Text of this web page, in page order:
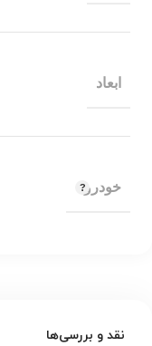
ابعاد
خودرو
نقد و بررسی‌ها